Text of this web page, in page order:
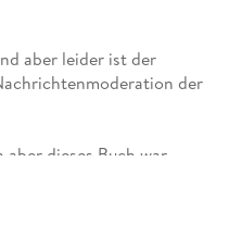
aber leider ist der
der
aber dieses Buch war